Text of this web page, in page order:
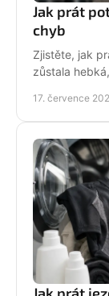
Jak prát
chyb
Zjistěte, jak
zůstala
17. července